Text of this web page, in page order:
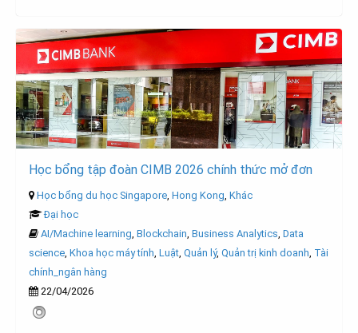
Học bổng tập đoàn CIMB 2026 chính thức mở đơn
Học bổng du học Singapore Hong Kong Khác
Đại học
AI/Machine learning Blockchain Business Analytics Data
science Khoa học máy tính Luật Quản lý, Quản trị kinh doanh Tài
chính_ngân hàng
22/04/2026